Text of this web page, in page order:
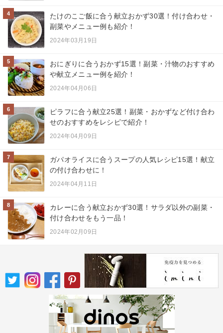
4
たけのこご飯に合う献立おかず30選！付け合わせ・
副菜やメニュー例も紹介！
2024年03月19日
5
おにぎりに合うおかず15選！副菜・汁物のおすすめ
や献立メニュー例を紹介！
2024年04月06日
6
ピラフに合う献立25選！副菜・おかずなど付け合わ
せのおすすめをレシピで紹介！
2024年04月09日
7
ガパオライスに合うスープの人気レシピ15選！献立
の付け合わせに！
2024年04月11日
8
カレーに合う献立おかず30選！サラダ以外の副菜・
付け合わせをもう一品！
2024年02月09日